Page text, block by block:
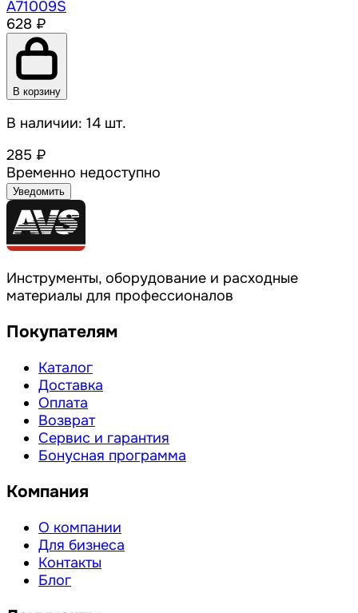
A71009S
628 ₽
В корзину
В наличии: 14 шт.
285 ₽
Временно недоступно
Уведомить
Инструменты, оборудование и расходные
материалы для профессионалов
Покупателям
Каталог
Доставка
Оплата
Возврат
Сервис и гарантия
Бонусная программа
Компания
О компании
Для бизнеса
Контакты
Блог